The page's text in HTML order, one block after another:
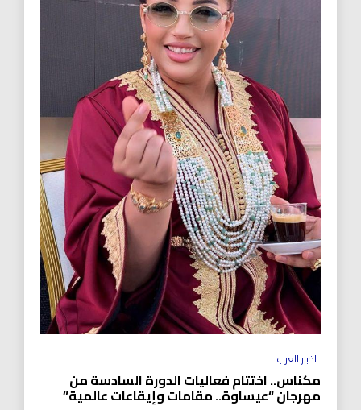
اخبار العرب
مكناس.. اختتام فعاليات الدورة السادسة من
مهرجان “عيساوة.. مقامات وإيقاعات عالمية”